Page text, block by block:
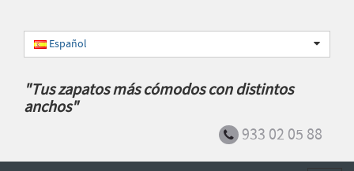
Español
"Tus zapatos más cómodos con distintos
anchos"
933 02 05 88